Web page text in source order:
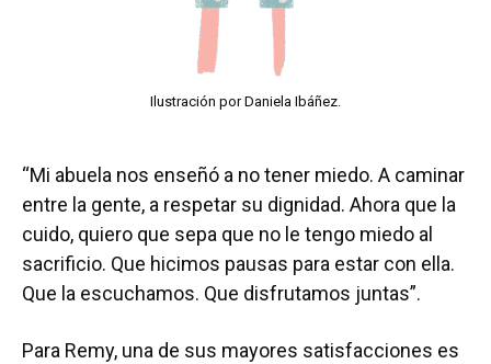
Ilustración por Daniela Ibáñez.
“Mi abuela nos enseñó a no tener miedo. A caminar
entre la gente, a respetar su dignidad. Ahora que la
cuido, quiero que sepa que no le tengo miedo al
sacrificio. Que hicimos pausas para estar con ella.
Que la escuchamos. Que disfrutamos juntas”.
Para Remy, una de sus mayores satisfacciones es